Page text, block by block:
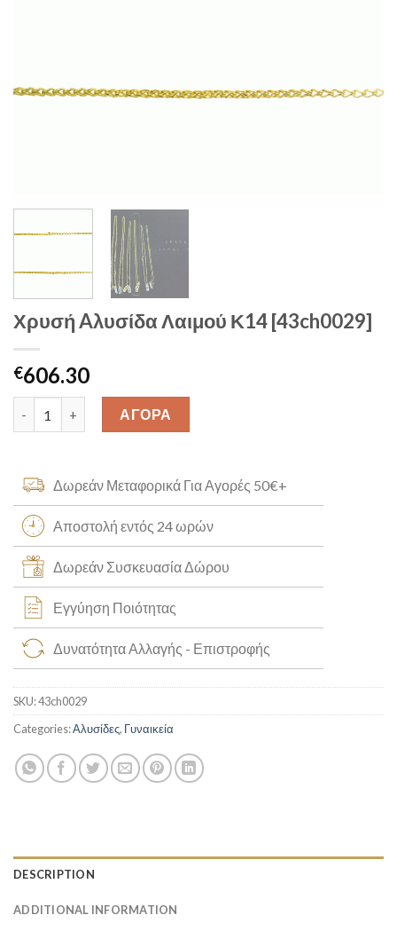
Χρυσή Aλυσίδα Λαιμού Κ14 [43ch0029]
€606.30
Χρυσή Aλυσίδα Λαιμού Κ14 [43ch0029] quantity
ΑΓΟΡΑ
Δωρεάν Μεταφορικά Για Αγορές 50€+
Αποστολή εντός 24 ωρών
Δωρεάν Συσκευασία Δώρου
Εγγύηση Ποιότητας
Δυνατότητα Αλλαγής - Επιστροφής
SKU:43ch0029
Categories:Αλυσίδες, Γυναικεία
DESCRIPTION
ADDITIONAL INFORMATION